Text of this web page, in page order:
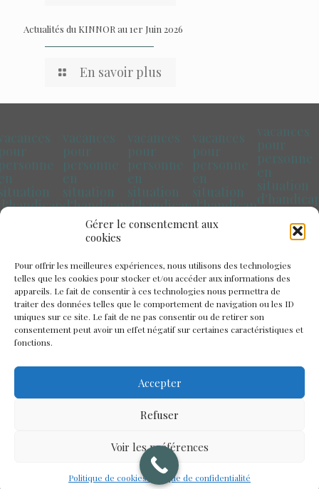
Gérer le consentement aux
cookies
Pour offrir les meilleures expériences, nous utilisons des technologies
telles que les cookies pour stocker et/ou accéder aux informations des
appareils. Le fait de consentir à ces technologies nous permettra de
traiter des données telles que le comportement de navigation ou les ID
uniques sur ce site. Le fait de ne pas consentir ou de retirer son
consentement peut avoir un effet négatif sur certaines caractéristiques et
fonctions.
Accepter
Refuser
Voir les préférences
Politique de cookies Politique de confidentialité
Actualités du KINNOR au 1er Juin 2026
En savoir plus
d'handicap
Paris
d'handicap
Toulouse
d'handicap
Bretagne Pays de la
© 2026 Château Le Kinnor. Tous droits
Mentions legales